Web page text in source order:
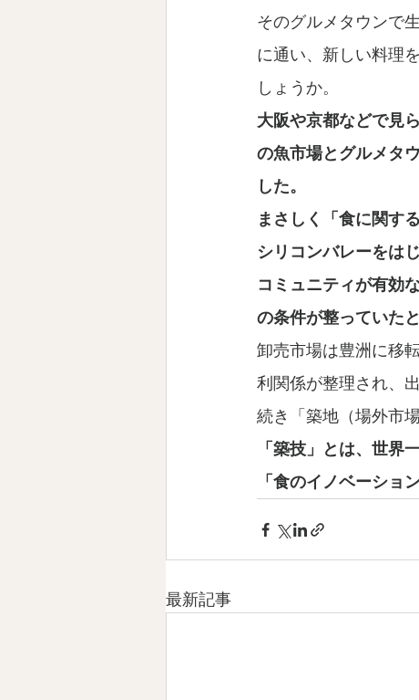
そのグルメタウンで
に通い、新しい料理
しょうか。
大阪や京都などで見
の魚市場とグルメタ
した。
まさしく「食に関す
シリコンバレーをは
コミュニティが有効
の条件が整っていた
卸売市場は豊洲に移
利関係が整理され、
続き「築地（場外市
「築技」とは、世界
「食のイノベーショ
最新記事